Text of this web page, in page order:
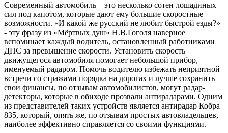
Современный автомобиль – это несколько сотен лошадиных
сил под капотом, которые дают ему большие скоростные
возможности. «И какой же русский не любит быстрой езды?»
- эту фразу из «Мёртвых душ» Н.В.Гоголя наверное
вспоминает каждый водитель, остановленный работниками
ДПС за превышение скорости. Установить скорость
движущегося автомобиля помогает небольшой прибор,
именуемый радаром. Помочь водителю избежать неприятной
встречи со стражами порядка на дорогах и лучше сохранить
свои финансы, по отзывам автомобилистов, могут радар-
детекторы, которые в обиходе прозвали антирадарами. Одним
из представителей таких устройств является антирадар Кобра
835, который, опять же, по отзывам простых автовладельцев,
наиболее эффективно справляется со своими функциями.